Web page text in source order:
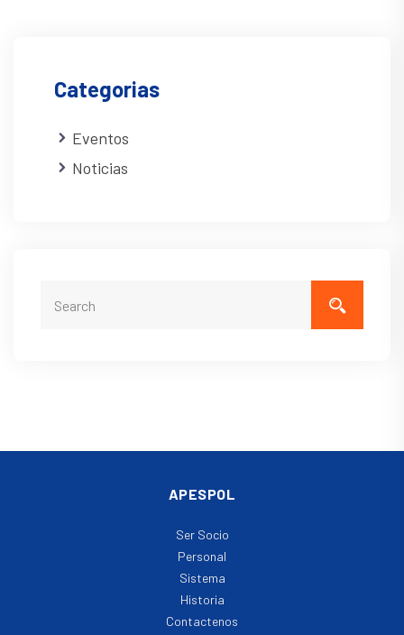
Categorias
Eventos
Noticias
APESPOL
Ser Socio
Personal
Sistema
Historia
Contactenos